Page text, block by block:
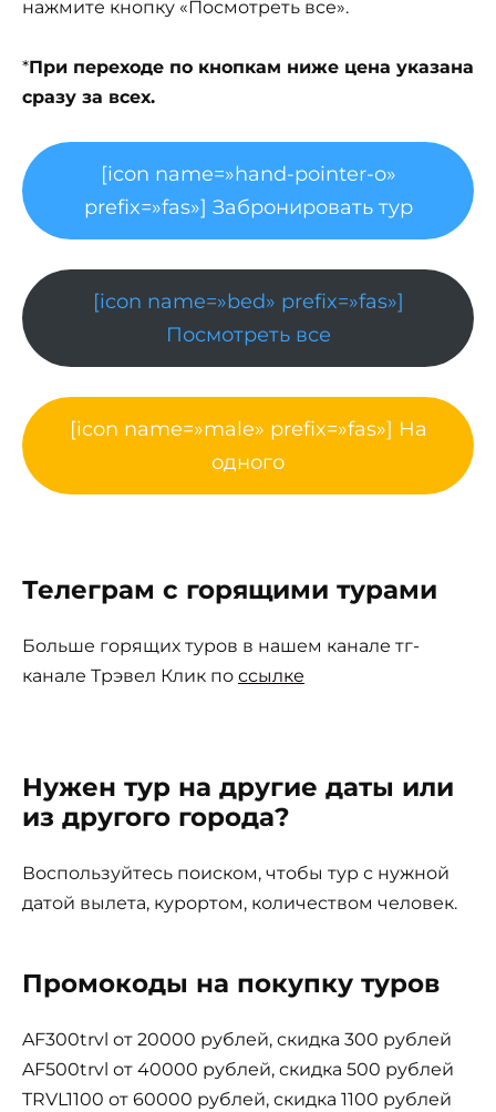
нажмите кнопку «Посмотреть все».
*При переходе по кнопкам ниже цена указана
сразу за всех.
[icon name=»hand-pointer-o»
prefix=»fas»] Забронировать тур
[icon name=»bed» prefix=»fas»]
Посмотреть все
[icon name=»male» prefix=»fas»] На
одного
Телеграм с горящими турами
Больше горящих туров в нашем канале тг-
канале Трэвел Клик по ссылке
Нужен тур на другие даты или
из другого города?
Воспользуйтесь поиском, чтобы тур с нужной
датой вылета, курортом, количеством человек.
Промокоды на покупку туров
AF300trvl от 20000 рублей, скидка 300 рублей
AF500trvl от 40000 рублей, скидка 500 рублей
TRVL1100 от 60000 рублей, скидка 1100 рублей